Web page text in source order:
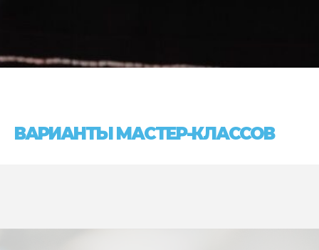
ВАРИАНТЫ МАСТЕР-КЛАССОВ